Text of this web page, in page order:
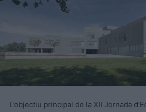
L’objectiu principal de la XII Jornada